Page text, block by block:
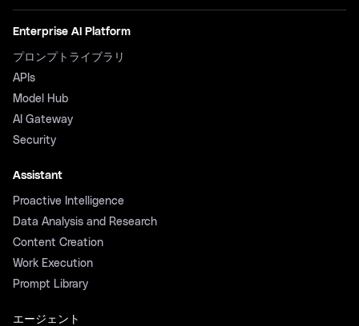
Enterprise AI Platform
プロンプトライブラリ
APIs
Model Hub
AI Gateway
Security
Assistant
Proactive Intelligence
Data Analysis and Research
Content Creation
Work Execution
Prompt Library
エージェント